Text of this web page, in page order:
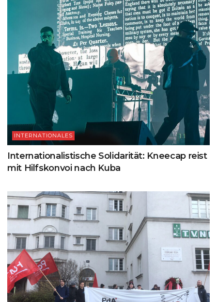
INTERNATIONALES
Internationalistische Solidarität: Kneecap reist
mit Hilfskonvoi nach Kuba